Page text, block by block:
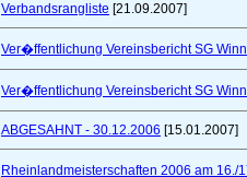
Verbandsrangliste [21.09.2007]
Ver�ffentlichung Vereinsbericht SG
Ver�ffentlichung Vereinsbericht SG
ABGESAHNT - 30.12.2006 [15.01.2007]
Rheinlandmeisterschaften 2006 am